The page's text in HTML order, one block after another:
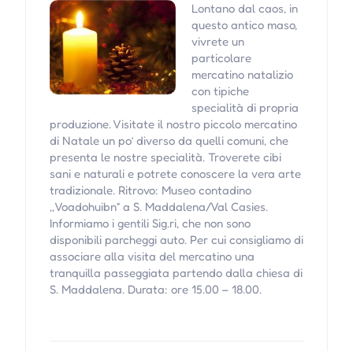
Lontano dal caos, in
questo antico maso,
vivrete un
particolare
mercatino natalizio
con tipiche
specialità di propria
produzione. Visitate il nostro piccolo mercatino
di Natale un po’ diverso da quelli comuni, che
presenta le nostre specialità. Troverete cibi
sani e naturali e potrete conoscere la vera arte
tradizionale. Ritrovo: Museo contadino
,,Voadohuibn“ a S. Maddalena/Val Casies.
Informiamo i gentili Sig.ri, che non sono
disponibili parcheggi auto. Per cui consigliamo di
associare alla visita del mercatino una
tranquilla passeggiata partendo dalla chiesa di
S. Maddalena. Durata: ore 15.00 – 18.00.